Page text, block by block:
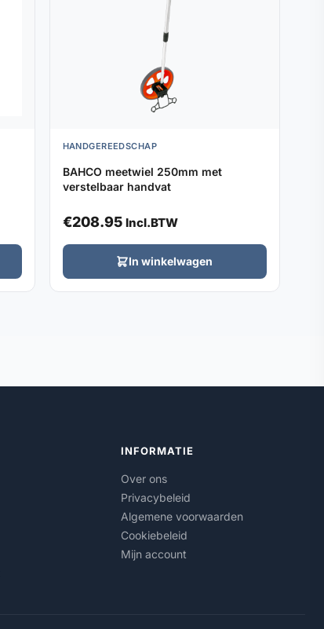
HANDGEREEDSCHAP
BAHCO meetwiel 250mm met
verstelbaar handvat
€208.95 Incl.BTW
In winkelwagen
INFORMATIE
Over ons
Privacybeleid
Algemene voorwaarden
Cookiebeleid
Mijn account